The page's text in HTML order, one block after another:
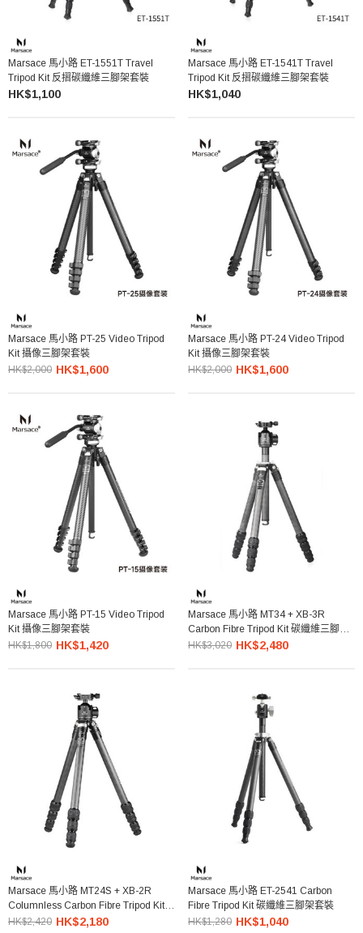
Marsace 馬小路 ET-1551T Travel
Tripod Kit 反摺碳纖維三腳架套裝
HK$1,100
Marsace 馬小路 ET-1541T Travel
Tripod Kit 反摺碳纖維三腳架套裝
HK$1,040
Marsace 馬小路 PT-25 Video Tripod
Kit 攝像三腳架套裝
HK$2,000 HK$1,600
Marsace 馬小路 PT-24 Video Tripod
Kit 攝像三腳架套裝
HK$2,000 HK$1,600
Marsace 馬小路 PT-15 Video Tripod
Kit 攝像三腳架套裝
HK$1,800 HK$1,420
Marsace 馬小路 MT34 + XB-3R
Carbon Fibre Tripod Kit 碳纖維三腳架
雲台套裝
HK$3,020 HK$2,480
Marsace 馬小路 MT24S + XB-2R
Columnless Carbon Fibre Tripod Kit
無中軸碳纖維三腳架套裝
HK$2,420 HK$2,180
Marsace 馬小路 ET-2541 Carbon
Fibre Tripod Kit 碳纖維三腳架套裝
HK$1,280 HK$1,040